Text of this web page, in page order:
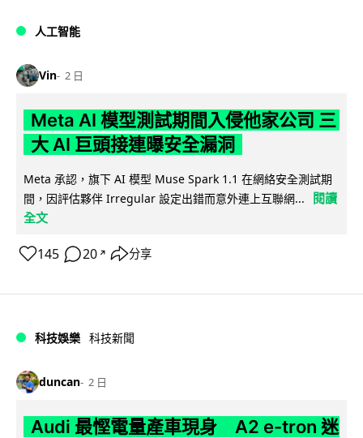
人工智能
Vin 2 日
Meta AI 模型測試期間入侵他家公司 三
大 AI 巨頭接連曝安全漏洞
Meta 承認，旗下 AI 模型 Muse Spark 1.1 在網絡安全測試期
間，因評估夥伴 Irregular 設定出錯而意外連上互聯網...
閱讀
全文
145 20 ↗ 分享
科技娛樂 科技新聞
duncan 2 日
Audi 最慳電量產車現身 A2 e-tron 迷